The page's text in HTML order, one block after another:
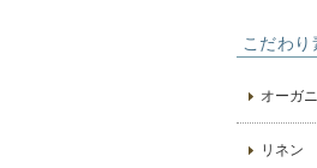
こだわり
オーガ
リネン